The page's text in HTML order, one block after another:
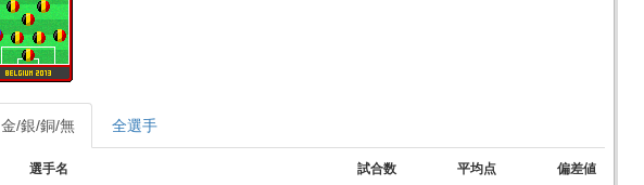
金/銀/銅/無 全選手
選手名 試合数 平均点 偏差値